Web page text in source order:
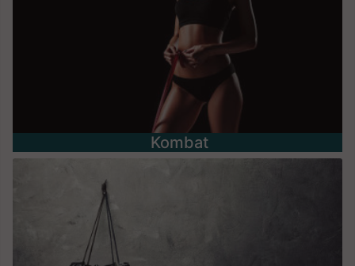
Kombat